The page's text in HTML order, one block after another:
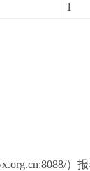
1
）报